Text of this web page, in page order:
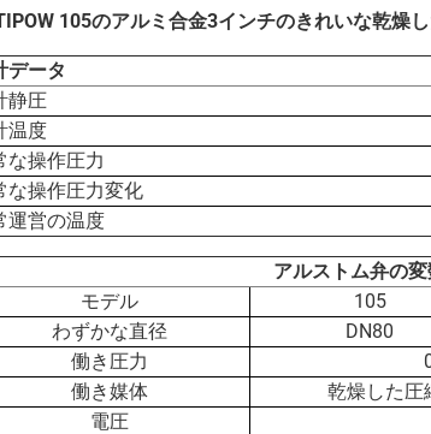
105のアルミ合金3インチのきれいな乾燥
データ
静圧
温度
な操作圧力
な操作圧力変化
運営の温度
アルストム弁の
モデル
105
わずかな直径
DN80
働き圧力
働き媒体
乾燥した圧
電圧